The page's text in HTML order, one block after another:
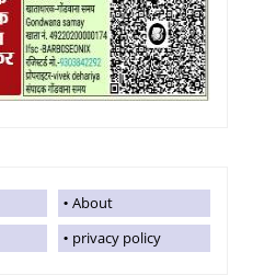
About
privacy policy